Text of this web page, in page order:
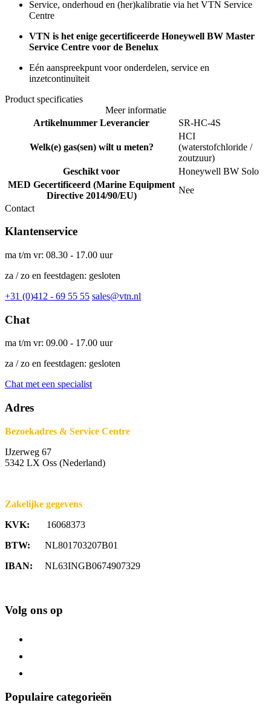
Service, onderhoud en (her)kalibratie via het VTN Service
Centre
VTN is het enige gecertificeerde Honeywell BW Master
Service Centre voor de Benelux
Eén aanspreekpunt voor onderdelen, service en
inzetcontinuïteit
Product specificaties
Meer informatie
Artikelnummer Leverancier
SR-HC-4S
Welk(e) gas(sen) wilt u meten?
HCI
(waterstofchloride /
zoutzuur)
Geschikt voor
Honeywell BW Solo
MED Gecertificeerd (Marine Equipment
Directive 2014/90/EU)
Nee
Contact
Klantenservice
ma t/m vr: 08.30 - 17.00 uur
za / zo en feestdagen: gesloten
+31 (0)412 - 69 55 55 sales@vtn.nl
Chat
ma t/m vr: 09.00 - 17.00 uur
za / zo en feestdagen: gesloten
Chat met een specialist
Adres
Bezoekadres & Service Centre
IJzerweg 67
5342 LX Oss (Nederland)
Zakelijke gegevens
KVK: 16068373
BTW: NL801703207B01
IBAN: NL63INGB0674907329
Volg ons op
Populaire categorieën